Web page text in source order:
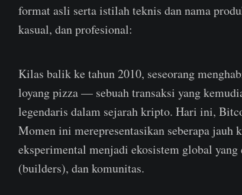
format asli serta istilah teknis dan nama
kasual, dan profesional:
Kilas balik ke tahun 2010, seseorang
loyang pizza — sebuah transaksi yang
legendaris dalam sejarah kripto. Hari ini,
Momen ini merepresentasikan seberapa jauh
eksperimental menjadi ekosistem global
(builders), dan komunitas.